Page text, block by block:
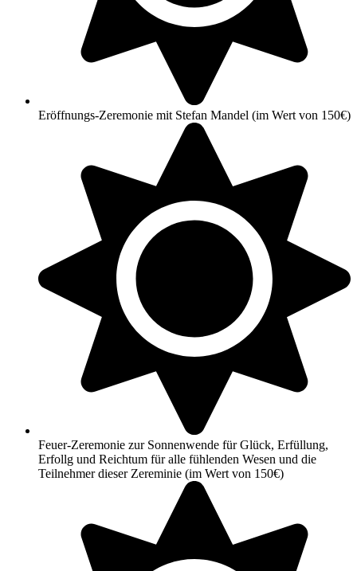
Eröffnungs-Zeremonie mit Stefan Mandel (im Wert von 150€)
Feuer-Zeremonie zur Sonnenwende für Glück, Erfüllung,
Erfollg und Reichtum für alle fühlenden Wesen und die
Teilnehmer dieser Zereminie (im Wert von 150€)